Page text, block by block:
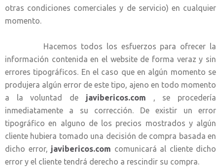
otras condiciones comerciales y de servicio) en cualquier
momento.
Hacemos todos los esfuerzos para ofrecer la
información contenida en el website de forma veraz y sin
errores tipográficos. En el caso que en algún momento se
produjera algún error de este tipo, ajeno en todo momento
a la voluntad de javibericos.com , se procedería
inmediatamente a su corrección. De existir un error
tipográfico en alguno de los precios mostrados y algún
cliente hubiera tomado una decisión de compra basada en
dicho error, javibericos.com comunicará al cliente dicho
error y el cliente tendrá derecho a rescindir su compra.